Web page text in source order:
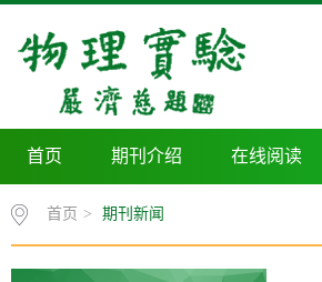
首页 期刊介绍 在线阅读
首页 > 期刊新闻